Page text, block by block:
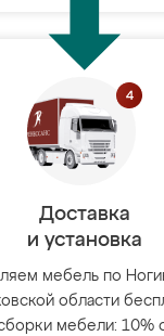
Доставка
и установка
мебель по
области
мебели: 10%